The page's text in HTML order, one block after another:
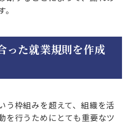
った就業規則を作成
う枠組みを超えて、組織を活
を行うためにとても重要なツ